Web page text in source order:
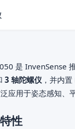
是 InvenSense
3 轴陀螺仪 ，并内
应用于姿态感知、
性